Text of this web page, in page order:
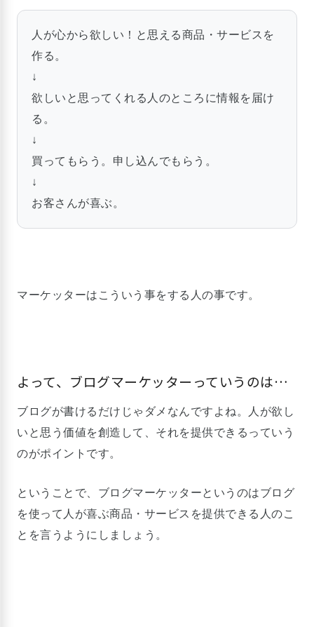
人が心から欲しい！と思える商品・サービスを
作る。
↓
欲しいと思ってくれる人のところに情報を届け
る。
↓
買ってもらう。申し込んでもらう。
↓
お客さんが喜ぶ。
マーケッターはこういう事をする人の事です。
よって、ブログマーケッターっていうのは…
ブログが書けるだけじゃダメなんですよね。人が欲し
いと思う価値を創造して、それを提供できるっていう
のがポイントです。
ということで、ブログマーケッターというのはブログ
を使って人が喜ぶ商品・サービスを提供できる人のこ
とを言うようにしましょう。